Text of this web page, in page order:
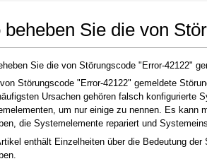
beheben Sie die von
Sie die von Störungscode "Error-42122"
Störungscode "Error-42122" gemeldete
Ursachen gehören falsch konfigurierte
um nur einige zu nennen. Es kann
die Systemelemente repariert und
enthält Einzelheiten über die Bedeutung
Sie nach Abschluss des Downloads auf